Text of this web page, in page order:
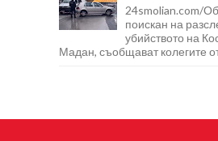
24smolian.com/
поискан на
убийството на
Мадан, съобщават колегите